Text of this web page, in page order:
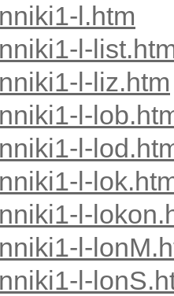
l.htm
l-
l-liz.htm
l-
l-
l-
l-
l-
l-